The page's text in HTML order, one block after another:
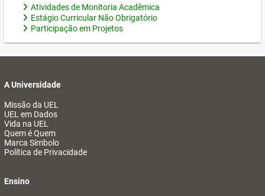
Atividades de Monitoria Acadêmica
Estágio Curricular Não Obrigatório
Participação em Projetos
A Universidade
Missão da UEL
UEL em Dados
Vida na UEL
Quem é Quem
Marca Símbolo
Política de Privacidade
Ensino